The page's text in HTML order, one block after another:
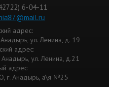
6-04-11
адрес:
ул. Ленина, д. 19
адрес:
ул. Ленина, д.21
адрес:
г. Анадырь, а\я №25